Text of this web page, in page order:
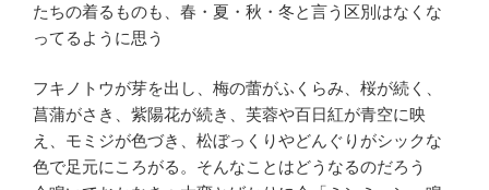
たちの着るものも、春・夏・秋・冬と言う区別はなくな
ってるように思う
フキノトウが芽を出し、梅の蕾がふくらみ、桜が続く、
菖蒲がさき、紫陽花が続き、芙蓉や百日紅が青空に映
え、モミジが色づき、松ぼっくりやどんぐりがシックな
色で足元にころがる。そんなことはどうなるのだろう